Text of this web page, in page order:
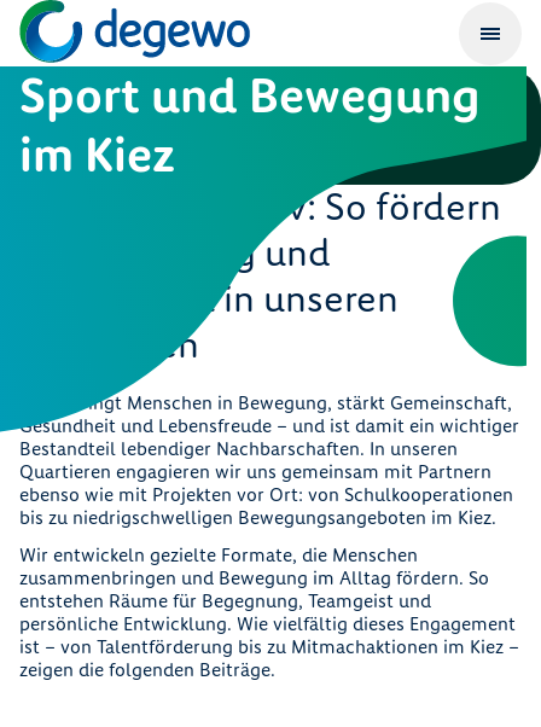
Sport und Bewegung
im Kiez
Gemeinsam aktiv: So fördern
wir Bewegung und
Gesundheit in unseren
Quartieren
Sport bringt Menschen in Bewegung, stärkt Gemeinschaft,
Gesundheit und Lebensfreude – und ist damit ein wichtiger
Bestandteil lebendiger Nachbarschaften. In unseren
Quartieren engagieren wir uns gemeinsam mit Partnern
ebenso wie mit Projekten vor Ort: von Schulkooperationen
bis zu niedrigschwelligen Bewegungsangeboten im Kiez.
Wir entwickeln gezielte Formate, die Menschen
zusammenbringen und Bewegung im Alltag fördern. So
entstehen Räume für Begegnung, Teamgeist und
persönliche Entwicklung. Wie vielfältig dieses Engagement
ist – von Talentförderung bis zu Mitmachaktionen im Kiez –
zeigen die folgenden Beiträge.